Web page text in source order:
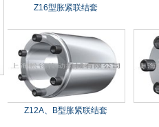
Z16型胀紧联结套
Z12A、B型胀紧联结套